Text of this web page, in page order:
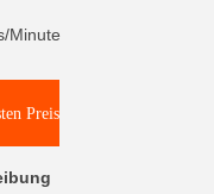
Minute
Preis